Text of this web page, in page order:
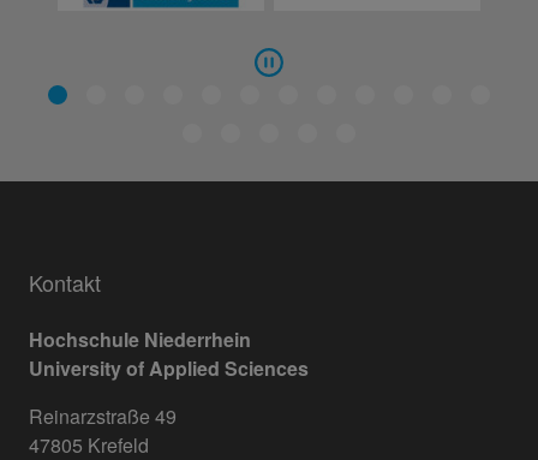
Kontakt
Hochschule Niederrhein
University of Applied Sciences
Reinarzstraße 49
47805 Krefeld